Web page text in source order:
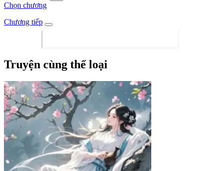
Chọn chương
Chương tiếp
Truyện cùng thể loại